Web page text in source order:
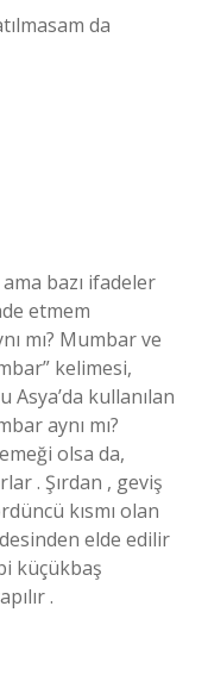
da
bazı ifadeler
etmem
mı? Mumbar ve
kelimesi,
Asya’da kullanılan
aynı mı?
olsa da,
. Şırdan , geviş
kısmı olan
elde edilir
küçükbaş
.